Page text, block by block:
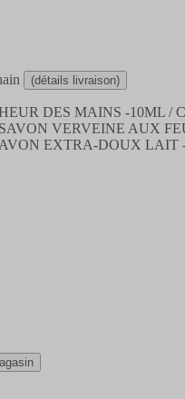
(détails livraison)
DES MAINS -10ML /
VERVEINE AUX
EXTRA-DOUX LAIT